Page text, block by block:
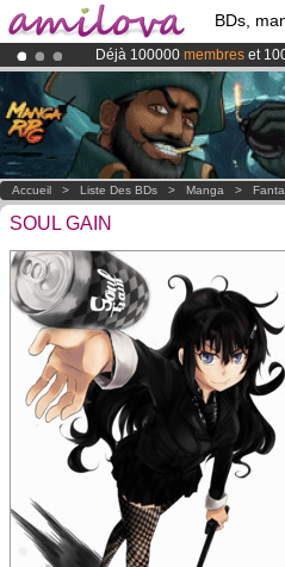
BDs,
Déjà 100000 membres et
Abonnement premium: à
LeKickstarter Amilova est
Accueil > Liste Des BDs > Manga >
SOUL GAIN